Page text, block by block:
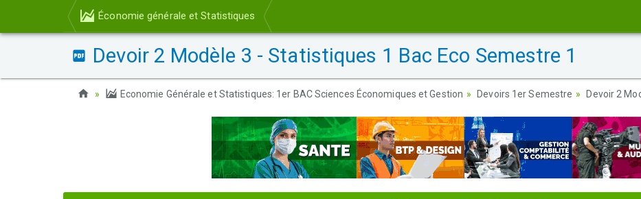
Économie générale et Statistiques
Devoir 2 Modèle 3 - Statistiques 1 Bac Eco Semestre 1
Economie Générale et Statistiques: 1er BAC Sciences Économiques et Gestion Devoirs 1er Semestre Devoir 2